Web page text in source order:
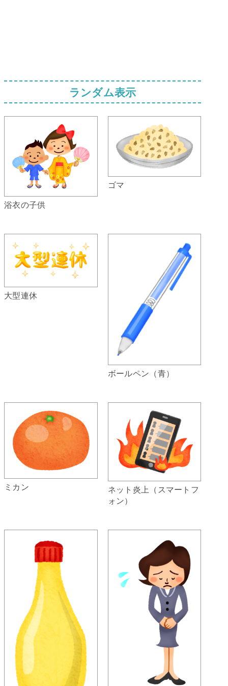
ランダム表示
浴衣の子供
ゴマ
大型連休
ボールペン（青）
ミカン
ネット炎上（スマートフ
ォン）